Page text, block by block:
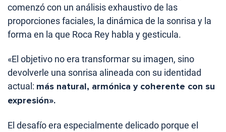
comenzó con un análisis exhaustivo de las
proporciones faciales, la dinámica de la sonrisa y la
forma en la que Roca Rey habla y gesticula.
«El objetivo no era transformar su imagen, sino
devolverle una sonrisa alineada con su identidad
actual: más natural, armónica y coherente con su
expresión».
El desafío era especialmente delicado porque el